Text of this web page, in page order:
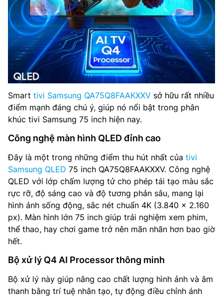
Smart tivi Samsung QA75Q8FAAKXXV sở hữu rất nhiều
điểm mạnh đáng chú ý, giúp nó nổi bật trong phân
khúc tivi Samsung 75 inch hiện nay.
Công nghệ màn hình QLED đỉnh cao
Đây là một trong những điểm thu hút nhất của tivi
Samsung QLED 75 inch QA75Q8FAAKXXV. Công nghệ
QLED với lớp chấm lượng tử cho phép tái tạo màu sắc
rực rỡ, độ sáng cao và độ tương phản sâu, mang lại
hình ảnh sống động, sắc nét chuẩn 4K (3.840 x 2.160
px). Màn hình lớn 75 inch giúp trải nghiệm xem phim,
thể thao, hay chơi game trở nên mãn nhãn hơn bao giờ
hết.
Bộ xử lý Q4 AI Processor thông minh
Bộ xử lý này giúp nâng cao chất lượng hình ảnh và âm
thanh bằng trí tuệ nhân tạo, tự động điều chỉnh ánh